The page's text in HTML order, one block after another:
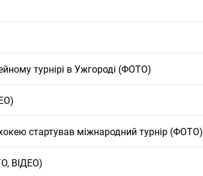
турнірі в Ужгороді (ФОТО)
стартував міжнародний турнір (ФОТО)
ВІДЕО)